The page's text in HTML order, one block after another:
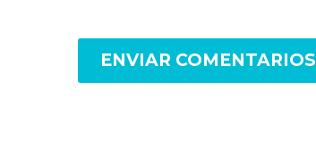
ENVIAR COMENTARIOS